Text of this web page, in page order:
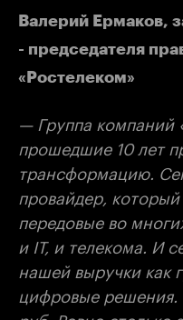
Валерий Ермаков,
- председателя
«Ростелеком»
— Группа компаний
прошедшие 10 лет
трансформацию.
провайдер,
передовые во
и IT, и телекома. И
нашей выручки как
цифровые